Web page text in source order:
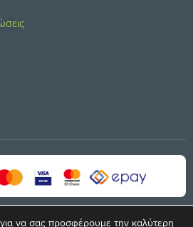
να σας προσφέρουμε την καλύτερη